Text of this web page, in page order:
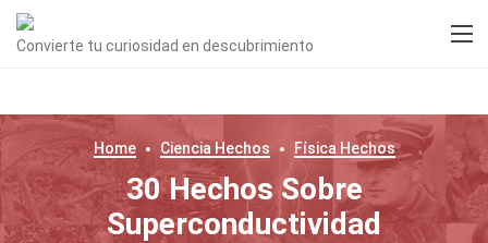
Convierte tu curiosidad en descubrimiento
Home Ciencia Hechos Física Hechos
30 Hechos Sobre
Superconductividad